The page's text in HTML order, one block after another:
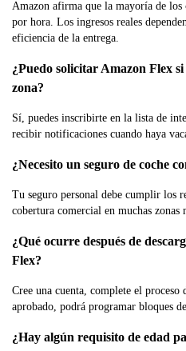
Amazon afirma que la mayoría de los
por hora. Los ingresos reales
eficiencia de la entrega.
¿Puedo solicitar Amazon Flex
zona?
Sí, puedes inscribirte en la lista de
recibir notificaciones cuando haya
¿Necesito un seguro de coche
Tu seguro personal debe cumplir los
cobertura comercial en muchas zonas
¿Qué ocurre después de
Flex?
Cree una cuenta, complete el
aprobado, podrá programar bloques
¿Hay algún requisito de edad